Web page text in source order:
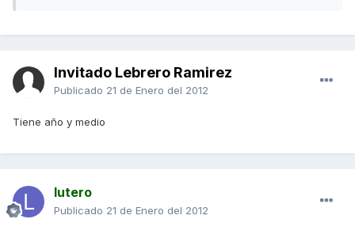
Invitado Lebrero Ramirez
Publicado 21 de Enero del 2012
Tiene año y medio
lutero
Publicado 21 de Enero del 2012